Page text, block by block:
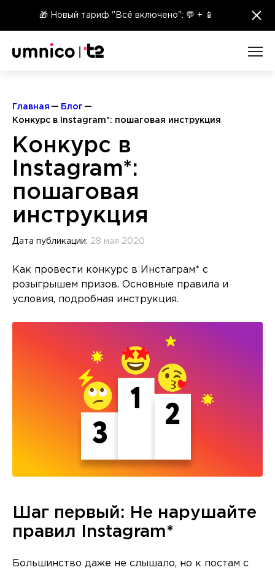
🎁 Новый тариф "Всё включено": 💬 + 📱 ×
Главная
Блог
Конкурс в Instagram*: пошаговая инструкция
Конкурс в
Instagram*:
пошаговая
инструкция
Дата публикации: 28 мая 2020
Как провести конкурс в Инстаграм* с
розыгрышем призов. Основные правила и
условия, подробная инструкция.
Шаг первый: Не нарушайте
правил Instagram*
Большинство даже не слышало, но к постам с